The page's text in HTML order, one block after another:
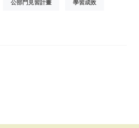
公部門見習計畫 學習成效